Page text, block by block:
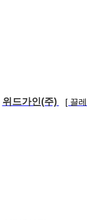
위드가인(주) [ 끌